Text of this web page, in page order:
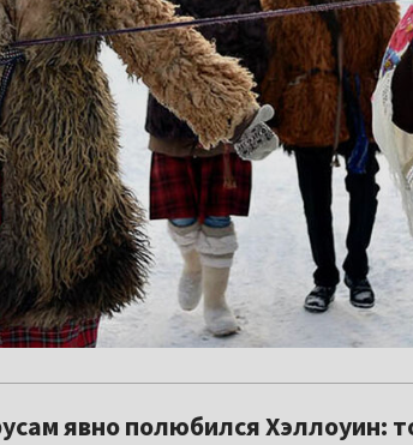
явно полюбился Хэллоуин: